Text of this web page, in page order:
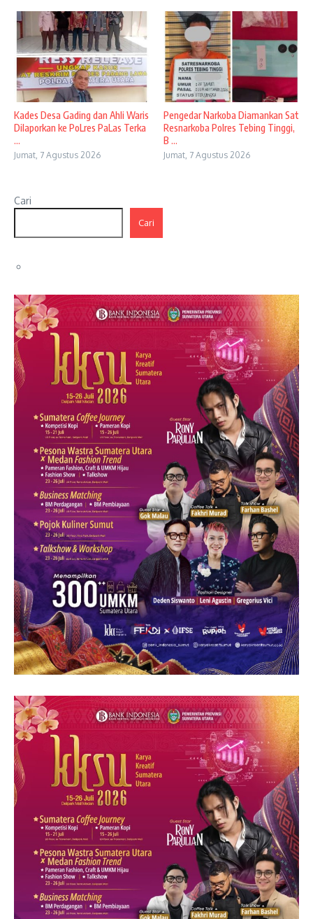
Kades Desa Gading dan Ahli Waris
Dilaporkan ke PoLres PaLas Terka
...
Jumat, 7 Agustus 2026
Pengedar Narkoba Diamankan Sat
Resnarkoba Polres Tebing Tinggi,
B ...
Jumat, 7 Agustus 2026
Cari
Cari